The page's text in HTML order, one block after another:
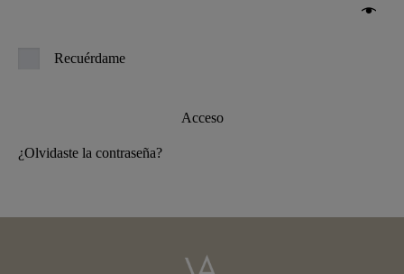
Recuérdame
Acceso
¿Olvidaste la contraseña?